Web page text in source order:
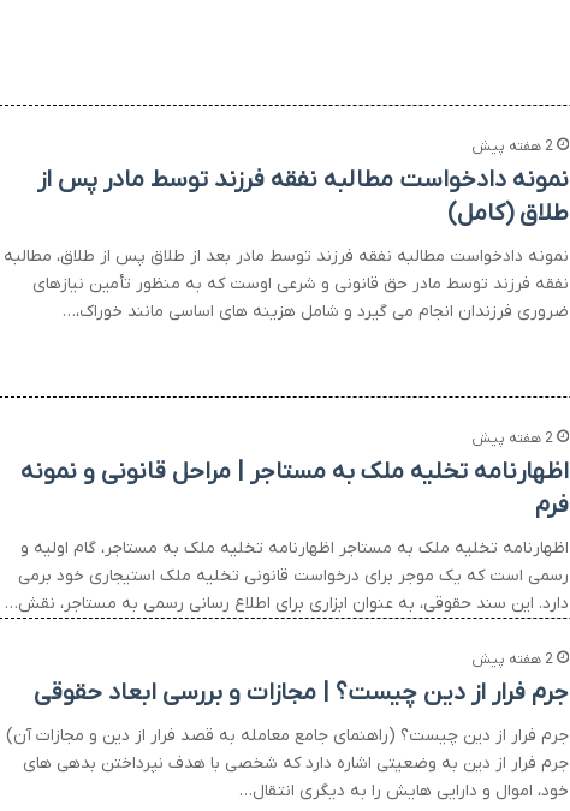
2 هفته پیش
نمونه دادخواست مطالبه نفقه فرزند توسط مادر پس از
طلاق (کامل)
نمونه دادخواست مطالبه نفقه فرزند توسط مادر بعد از طلاق پس از طلاق، مطالبه
نفقه فرزند توسط مادر حق قانونی و شرعی اوست که به منظور تأمین نیازهای
ضروری فرزندان انجام می گیرد و شامل هزینه های اساسی مانند خوراک،…
2 هفته پیش
اظهارنامه تخلیه ملک به مستاجر | مراحل قانونی و نمونه
فرم
اظهارنامه تخلیه ملک به مستاجر اظهارنامه تخلیه ملک به مستاجر، گام اولیه و
رسمی است که یک موجر برای درخواست قانونی تخلیه ملک استیجاری خود برمی
دارد. این سند حقوقی، به عنوان ابزاری برای اطلاع رسانی رسمی به مستاجر، نقش…
2 هفته پیش
جرم فرار از دین چیست؟ | مجازات و بررسی ابعاد حقوقی
جرم فرار از دین چیست؟ (راهنمای جامع معامله به قصد فرار از دین و مجازات آن)
جرم فرار از دین به وضعیتی اشاره دارد که شخصی با هدف نپرداختن بدهی های
خود، اموال و دارایی هایش را به دیگری انتقال…